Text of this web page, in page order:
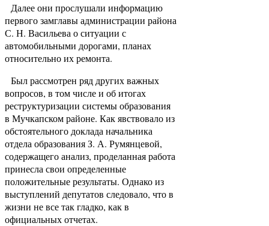
Далее они прослушали информацию
первого замглавы администрации района
С. Н. Васильева о ситуации с
автомобильными дорогами, планах
относительно их ремонта.
Был рассмотрен ряд других важных
вопросов, в том числе и об итогах
реструктуризации системы образования
в Мучкапском районе. Как явствовало из
обстоятельного доклада начальника
отдела образования З. А. Румянцевой,
содержащего анализ, проделанная работа
принесла свои определенные
положительные результаты. Однако из
выступлений депутатов следовало, что в
жизни не все так гладко, как в
официальных отчетах.